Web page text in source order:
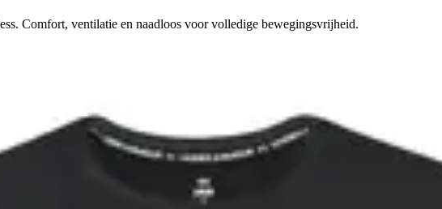
Comfort, ventilatie en naadloos voor volledige bewegingsvrijheid.